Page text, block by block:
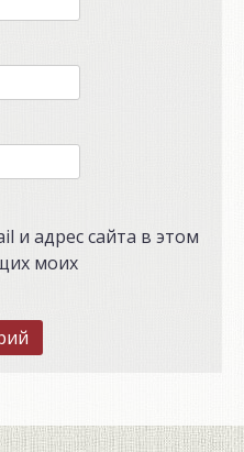
и адрес сайта в этом
моих